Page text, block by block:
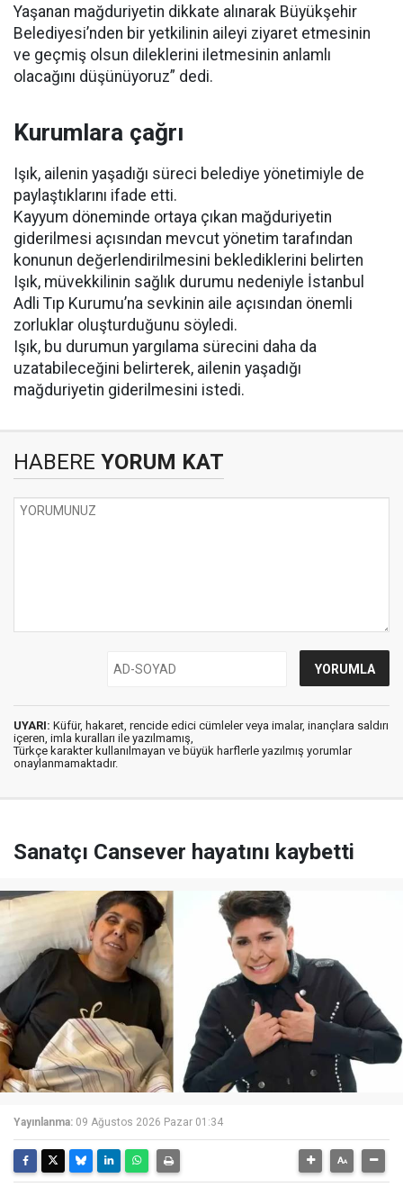
Yaşanan mağduriyetin dikkate alınarak Büyükşehir
Belediyesi’nden bir yetkilinin aileyi ziyaret etmesinin
ve geçmiş olsun dileklerini iletmesinin anlamlı
olacağını düşünüyoruz” dedi.
Kurumlara çağrı
Işık, ailenin yaşadığı süreci belediye yönetimiyle de
paylaştıklarını ifade etti.
Kayyum döneminde ortaya çıkan mağduriyetin
giderilmesi açısından mevcut yönetim tarafından
konunun değerlendirilmesini beklediklerini belirten
Işık, müvekkilinin sağlık durumu nedeniyle İstanbul
Adli Tıp Kurumu’na sevkinin aile açısından önemli
zorluklar oluşturduğunu söyledi.
Işık, bu durumun yargılama sürecini daha da
uzatabileceğini belirterek, ailenin yaşadığı
mağduriyetin giderilmesini istedi.
HABERE YORUM KAT
UYARI: Küfür, hakaret, rencide edici cümleler veya imalar, inançlara saldırı
içeren, imla kuralları ile yazılmamış,
Türkçe karakter kullanılmayan ve büyük harflerle yazılmış yorumlar
onaylanmamaktadır.
Sanatçı Cansever hayatını kaybetti
Yayınlanma: 09 Ağustos 2026 Pazar 01:34